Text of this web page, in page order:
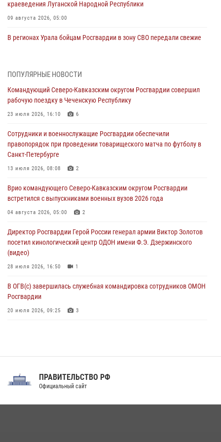
краеведения Луганской Народной Республики
09 августа 2026, 05:00
В регионах Урала бойцам Росгвардии в зону СВО передали свежие
проходит в Сибири
09 августа 2026, 04:00
Поклонной горе в Москве (видео)
08 августа 2026, 14:10 3
В ЛНР росгвардейцы провели тренировку по единоборствам для
08 августа 2026, 13:00 1
Сотрудники Росгвардии присоединились к утренней разминке у
08 августа 2026, 09:29
ПОПУЛЯРНЫЕ НОВОСТИ
Командующий Северо-Кавказским округом Росгвардии совершил
рабочую поездку в Чеченскую Республику
23 июля 2026, 16:10 6
Сотрудники и военнослужащие Росгвардии обеспечили
правопорядок при проведении товарищеского матча по футболу в
Санкт-Петербурге
13 июля 2026, 08:08 2
Врио командующего Северо-Кавказским округом Росгвардии
встретился с выпускниками военных вузов 2026 года
04 августа 2026, 05:00 2
Директор Росгвардии Герой России генерал армии Виктор Золотов
посетил кинологический центр ОДОН имени Ф.Э. Дзержинского
(видео)
28 июля 2026, 16:50 1
В ОГВ(с) завершилась служебная командировка сотрудников ОМОН
Росгвардии
20 июля 2026, 09:25 3
Праздник «Один день с Росгвардией» к 105-летию Центрального
ПРАВИТЕЛЬСТВО РФ
Официальный сайт